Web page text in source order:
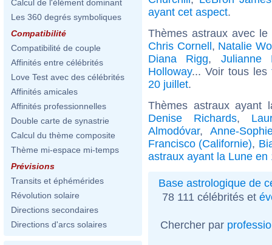
Calcul de l'élément dominant
Les 360 degrés symboliques
Compatibilité
Compatibilité de couple
Affinités entre célébrités
Love Test avec des célébrités
Affinités amicales
Affinités professionnelles
Double carte de synastrie
Calcul du thème composite
Thème mi-espace mi-temps
Prévisions
Transits et éphémérides
Révolution solaire
Directions secondaires
Directions d'arcs solaires
ayant cet aspect.
Thèmes astraux avec
Chris Cornell, Natalie
Diana Rigg, Julianne
Holloway... Voir tous les
20 juillet.
Thèmes astraux
Denise Richards,
Almodóvar, Anne-
Francisco (Californie),
astraux ayant la Lune en
Base astrologique de
78 111 célébrités et
Chercher par